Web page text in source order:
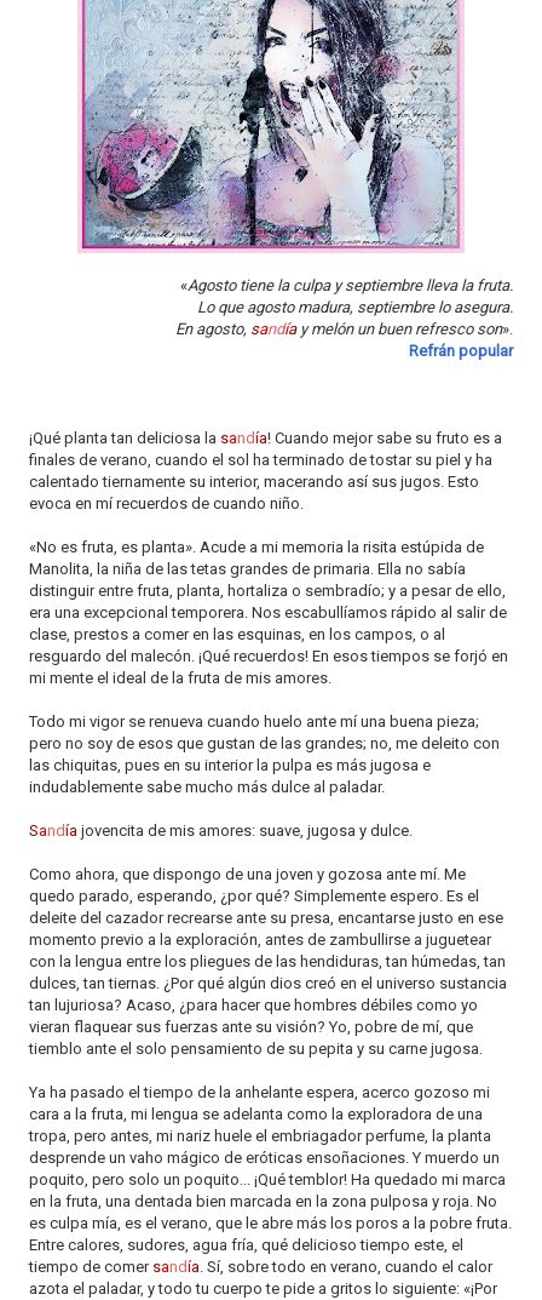
o
n
«Agosto tiene la culpa y septiembre lleva la fruta.
Lo que agosto madura, septiembre lo asegura.
En agosto, sandíay melón un buen refresco son».
Refrán popular
¡Qué planta tan deliciosa la sandía! Cuando mejor sabe su fruto es a
finales de verano, cuando el sol ha terminado de tostar su piel y ha
calentado tiernamente su interior, macerando así sus jugos. Esto
evoca en mí recuerdos de cuando niño.
«No es fruta, es planta». Acude a mi memoria la risita estúpida de
Manolita, la niña de las tetas grandes de primaria. Ella no sabía
distinguir entre fruta, planta, hortaliza o sembradío; y a pesar de ello,
era una excepcional temporera. Nos escabullíamos rápido al salir de
clase, prestos a comer en las esquinas, en los campos, o al
resguardo del malecón. ¡Qué recuerdos! En esos tiempos se forjó en
mi mente el ideal de la fruta de mis amores.
Todo mi vigor se renueva cuando huelo ante mí una buena pieza;
pero no soy de esos que gustan de las grandes; no, me deleito con
las chiquitas, pues en su interior la pulpa es más jugosa e
indudablemente sabe mucho más dulce al paladar.
Sandía jovencita de mis amores: suave, jugosa y dulce.
Como ahora, que dispongo de una joven y gozosa ante mí. Me
quedo parado, esperando, ¿por qué? Simplemente espero. Es el
deleite del cazador recrearse ante su presa, encantarse justo en ese
momento previo a la exploración, antes de zambullirse a juguetear
con la lengua entre los pliegues de las hendiduras, tan húmedas, tan
dulces, tan tiernas. ¿Por qué algún dios creó en el universo sustancia
tan lujuriosa? Acaso, ¿para hacer que hombres débiles como yo
vieran flaquear sus fuerzas ante su visión? Yo, pobre de mí, que
tiemblo ante el solo pensamiento de su pepita y su carne jugosa.
Ya ha pasado el tiempo de la anhelante espera, acerco gozoso mi
cara a la fruta, mi lengua se adelanta como la exploradora de una
tropa, pero antes, mi nariz huele el embriagador perfume, la planta
desprende un vaho mágico de eróticas ensoñaciones. Y muerdo un
poquito, pero solo un poquito... ¡Qué temblor! Ha quedado mi marca
en la fruta, una dentada bien marcada en la zona pulposa y roja. No
es culpa mía, es el verano, que le abre más los poros a la pobre fruta.
Entre calores, sudores, agua fría, qué delicioso tiempo este, el
tiempo de comer sandía. Sí, sobre todo en verano, cuando el calor
azota el paladar, y todo tu cuerpo te pide a gritos lo siguiente: «¡Por